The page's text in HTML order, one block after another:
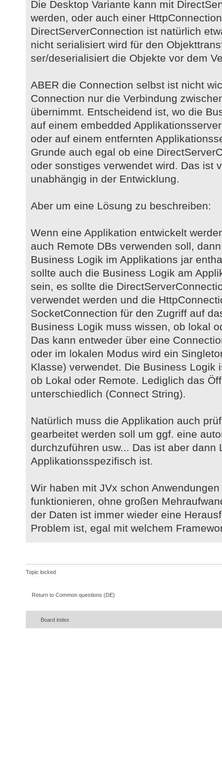
Die Desktop Variante kann mit
werden, oder auch einer
DirectServerConnection ist natürlich
nicht serialisiert wird für den
ser/deserialisiert die Objekte vor dem
ABER die Connection selbst ist nicht
Connection nur die Verbindung
übernimmt. Entscheidend ist, wo die
auf einem embedded
oder auf einem entfernten
Grunde auch egal ob eine
oder sonstiges verwendet wird. Das ist
unabhängig in der Entwicklung.
Aber um eine Lösung zu beschreiben:
Wenn eine Applikation entwickelt
auch Remote DBs verwenden soll,
Business Logik im Applikations jar
sollte auch die Business Logik am
sein, es sollte die
verwendet werden und die
SocketConnection für den Zugriff auf
Business Logik muss wissen, ob lokal
Das kann entweder über eine
oder im lokalen Modus wird ein
Klasse) verwendet. Die Business Logik
ob Lokal oder Remote. Lediglich das
unterschiedlich (Connect String).
Natürlich muss die Applikation auch
gearbeitet werden soll um ggf. eine
durchzuführen usw... Das ist aber dann
Applikationsspezifisch ist.
Wir haben mit JVx schon
funktionieren, ohne großen
der Daten ist immer wieder eine
Problem ist, egal mit welchem
Topic locked
Return to Common questions (DE)
Board index